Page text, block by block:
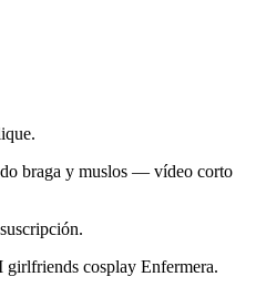
braga y muslos — vídeo corto
girlfriends cosplay Enfermera.